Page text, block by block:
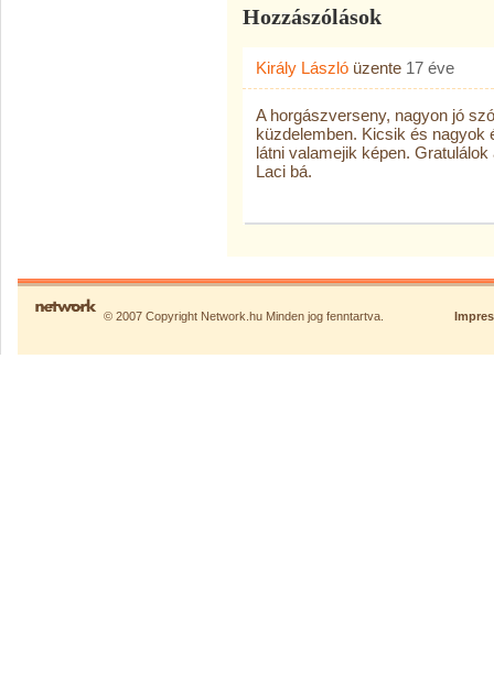
Hozzászólások
Király László üzente 17 éve
A horgászverseny, nagyon jó
küzdelemben. Kicsik és nagyok
látni valamejik képen.
Laci bá.
© 2007 Copyright Network.hu Minden jog fenntartva.